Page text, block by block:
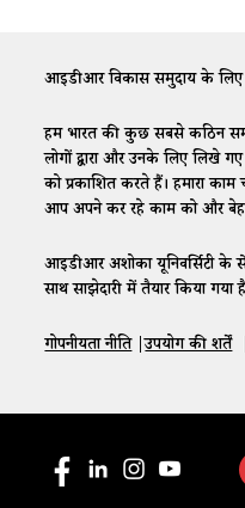
आईडीआर विकास समुदाय के लिए
हम भारत की कुछ सबसे कठिन
लोगों द्वारा और उनके लिए लिखे
को प्रकाशित करते हैं। हमारा
आप अपने कर रहे काम को और
आईडीआर अशोका यूनिवर्सिटी के
साथ साझेदारी में तैयार किया गया
गोपनीयता नीति|उपयोग की शर्तें